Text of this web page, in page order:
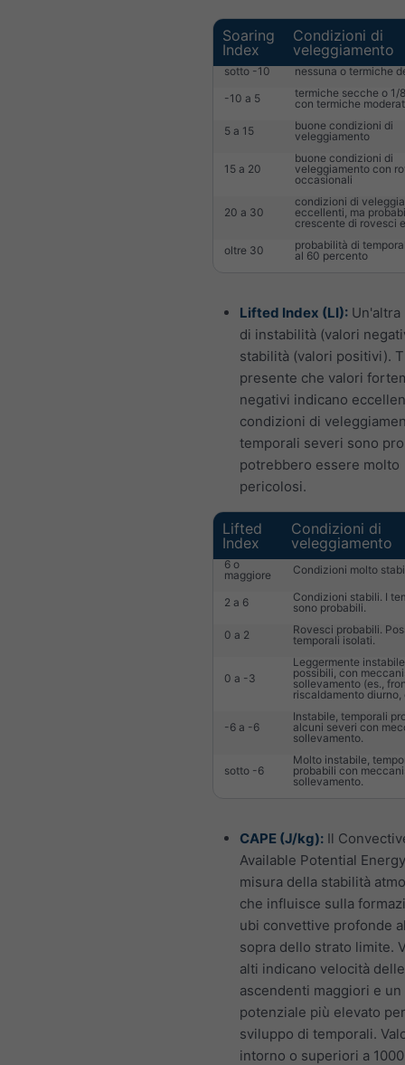
Soaring
Index
Condizioni di
veleggiamento
sotto -10
nessuna o termiche
-10 a 5
termiche secche o 1/
con termiche
5 a 15
buone condizioni di
veleggiamento
15 a 20
buone condizioni di
veleggiamento con
occasionali
20 a 30
condizioni di
eccellenti, ma
crescente di rovesci
oltre 30
probabilità di
al 60 percento
Lifted Index (LI): Un'altra
di instabilità (valori
stabilità (valori positivi).
presente che valori
negativi indicano
condizioni di
temporali severi sono
potrebbero essere molto
pericolosi.
Lifted
Index
Condizioni di
veleggiamento
6 o
maggiore
Condizioni molto
2 a 6
Condizioni stabili. I
sono probabili.
0 a 2
Rovesci probabili.
temporali isolati.
0 a -3
Leggermente
possibili, con
sollevamento (es.,
riscaldamento diurno,
-6 a -6
Instabile, temporali
alcuni severi con
sollevamento.
sotto -6
Molto instabile,
probabili con
sollevamento.
CAPE (J/kg): Il
Available Potential
misura della stabilità
che influisce sulla
ubi convettive profonde
sopra dello strato limite.
alti indicano velocità
ascendenti maggiori e un
potenziale più elevato
sviluppo di temporali.
intorno o superiori a 1000